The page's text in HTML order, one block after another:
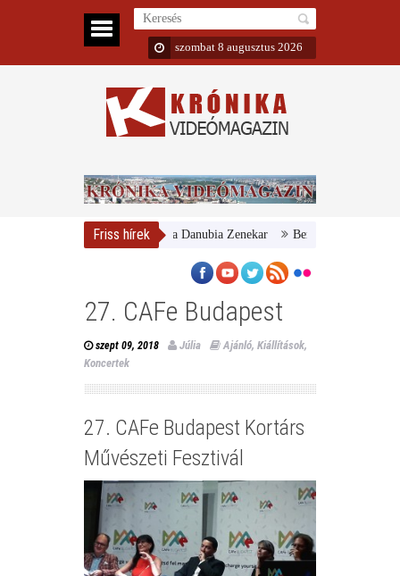
szombat 8 augusztus 2026
Friss hírek
Nemzeti Galéria és a Danubia Zenekar Bemutatta 2024/25-ös
27. CAFe Budapest
szept 09, 2018 Júlia Ajánló, Kiállítások,
Koncertek
27. CAFe Budapest Kortárs
Művészeti Fesztivál